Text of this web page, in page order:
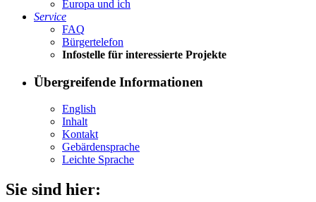
Eu­ro­pa und ich
Ser­vice
FAQ
Bür­ger­te­le­fon
In­fo­stel­le für in­ter­es­sier­te Pro­jek­te
Übergreifende Informationen
English
In­halt
Kon­takt
Ge­bär­den­spra­che
Leich­te Spra­che
Sie sind hier: